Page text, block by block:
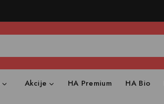
Akcije HA Premium HA Bio